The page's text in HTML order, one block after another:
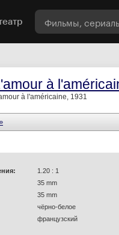
à
à l'américaine, 1931
1.20 : 1
35 mm
35 mm
чёрно-белое
французский